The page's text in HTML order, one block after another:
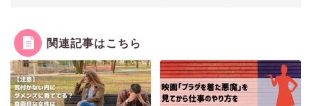
関連記事はこちら